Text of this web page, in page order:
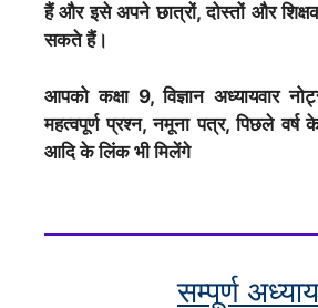
हैं और इसे अपने छात्रों, दोस्तों और
सकते हैं।
आपको कक्षा 9, विज्ञान अध्यायवार
महत्वपूर्ण प्रश्न, नमूना पत्र, पिछले वर्ष
आदि के लिंक भी मिलेंगे
सम्पूर्ण अध्याय